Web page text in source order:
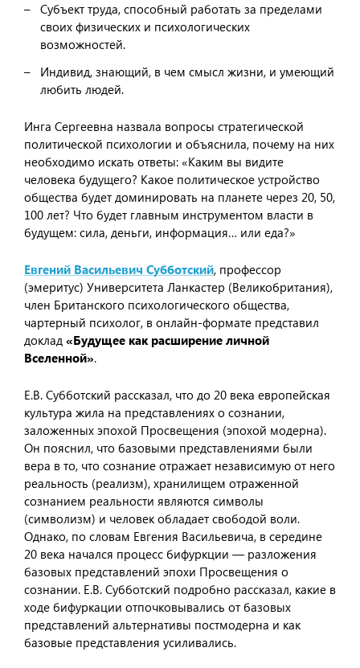
Субъект труда, способный работать за пределами
своих физических и психологических
возможностей.
Индивид, знающий, в чем смысл жизни, и умеющий
любить людей.
Инга Сергеевна назвала вопросы стратегической
политической психологии и объяснила, почему на них
необходимо искать ответы: «Каким вы видите
человека будущего? Какое политическое устройство
общества будет доминировать на планете через 20, 50,
100 лет? Что будет главным инструментом власти в
будущем: сила, деньги, информация… или еда?»
Евгений Васильевич Субботский, профессор
(эмеритус) Университета Ланкастер (Великобритания),
член Британского психологического общества,
чартерный психолог, в онлайн-формате представил
доклад «Будущее как расширение личной
Вселенной».
Е.В. Субботский рассказал, что до 20 века европейская
культура жила на представлениях о сознании,
заложенных эпохой Просвещения (эпохой модерна).
Он пояснил, что базовыми представлениями были
вера в то, что сознание отражает независимую от него
реальность (реализм), хранилищем отраженной
сознанием реальности являются символы
(символизм) и человек обладает свободой воли.
Однако, по словам Евгения Васильевича, в середине
20 века начался процесс бифуркции — разложения
базовых представлений эпохи Просвещения о
сознании. Е.В. Субботский подробно рассказал, какие в
ходе бифуркации отпочковывались от базовых
представлений альтернативы постмодерна и как
базовые представления усиливались.